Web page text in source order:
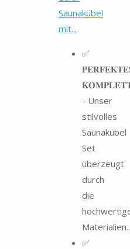
Saunakübel
mit...
✅
- Unser
stilvolles
Saunakübel
Set
überzeugt
durch
die
✅